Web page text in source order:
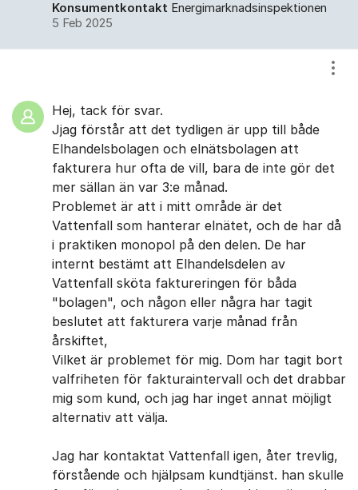
Konsumentkontakt Energimarknadsinspektionen
5 Feb 2025
Hej, tack för svar.
Jjag förstår att det tydligen är upp till både
Elhandelsbolagen och elnätsbolagen att
fakturera hur ofta de vill, bara de inte gör det
mer sällan än var 3:e månad.
Problemet är att i mitt område är det
Vattenfall som hanterar elnätet, och de har då
i praktiken monopol på den delen. De har
internt bestämt att Elhandelsdelen av
Vattenfall sköta faktureringen för båda
"bolagen", och någon eller några har tagit
beslutet att fakturera varje månad från
årskiftet,
Vilket är problemet för mig. Dom har tagit bort
valfriheten för fakturaintervall och det drabbar
mig som kund, och jag har inget annat möjligt
alternativ att välja.
Jag har kontaktat Vattenfall igen, åter trevlig,
förstående och hjälpsam kundtjänst. han skulle